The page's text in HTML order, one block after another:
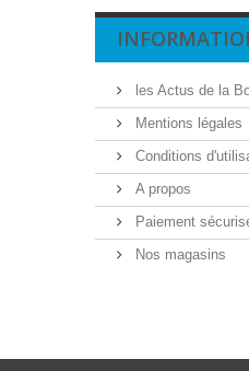
les Actus de la
Mentions légales
Conditions
A propos
Paiement
Nos magasins